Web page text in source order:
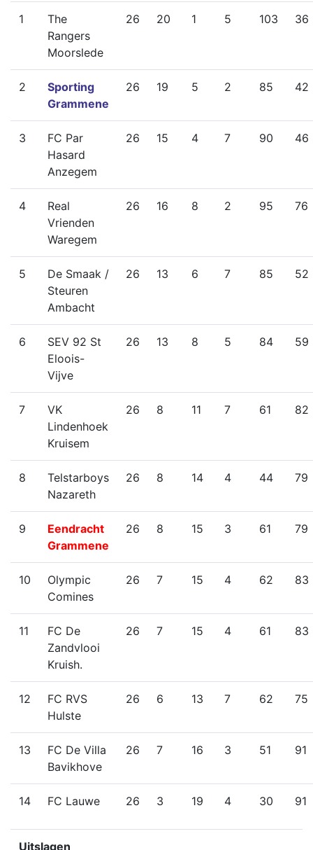
1
The
Rangers
Moorslede
26 20 1 5 103 36
2
Sporting
Grammene
26 19 5 2 85 42
3
FC Par
Hasard
Anzegem
26 15 4 7 90 46
4
Real
Vrienden
Waregem
26 16 8 2 95 76
5
De Smaak /
Steuren
Ambacht
26 13 6 7 85 52
6
SEV 92 St
Eloois-
Vijve
26 13 8 5 84 59
7
VK
Lindenhoek
Kruisem
26 8 11 7 61 82
8
Telstarboys
Nazareth
26 8 14 4 44 79
9
Eendracht
Grammene
26 8 15 3 61 79
10
Olympic
Comines
26 7 15 4 62 83
11
FC De
Zandvlooi
Kruish.
26 7 15 4 61 83
12
FC RVS
Hulste
26 6 13 7 62 75
13
FC De Villa
Bavikhove
26 7 16 3 51 91
14 FC Lauwe 26 3 19 4 30 91
Uitslagen